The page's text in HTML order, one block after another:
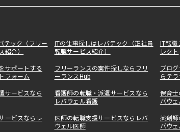
テック（フリー
紹介）
ITの仕事探しはレバテック（正社員
転職サービス紹介）
IT転
レクト
サポートする
フォーム
フリーランスの案件探しならフリ
ーランスHub
プロ
らテ
サービスなら
看護師の転職・派遣サービスなら
レバウェル看護
保育
バウ
ービスならレ
医師の転職支援サービスならレバ
ウェル医師
薬剤
バウ